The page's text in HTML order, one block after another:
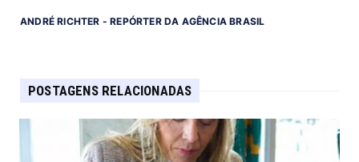
ANDRÉ RICHTER - REPÓRTER DA AGÊNCIA BRASIL
POSTAGENS RELACIONADAS